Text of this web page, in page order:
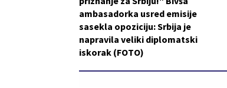
ambasadorka usred emisije
sasekla opoziciju: Srbija je
napravila veliki diplomatski
iskorak (FOTO)